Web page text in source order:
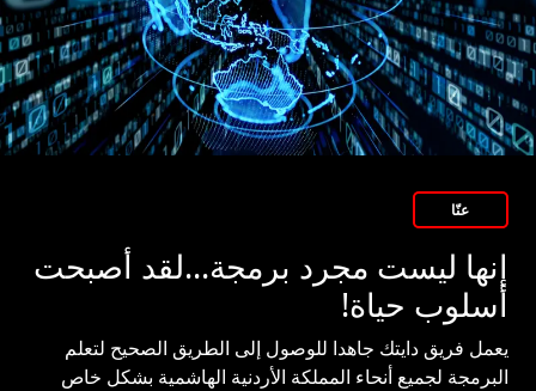
عنّا
إنها ليست مجرد برمجة...لقد أصبحت
أسلوب حياة!
يعمل فريق دايتك جاهدا للوصول إلى الطريق الصحيح لتعلم
البرمجة لجميع أنحاء المملكة الأردنية الهاشمية بشكل خاص